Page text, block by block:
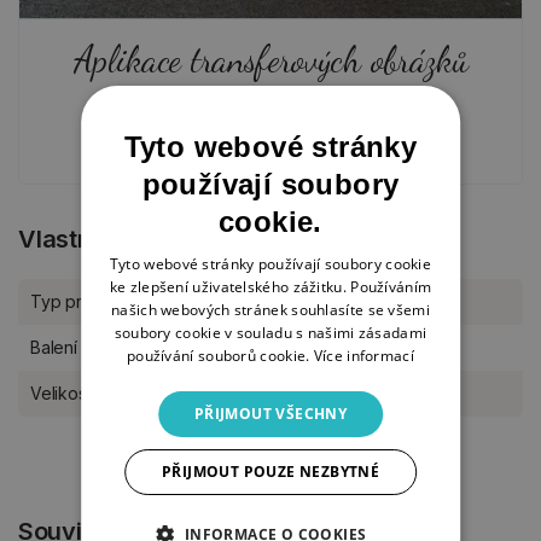
Aplikace transferových obrázků
Vlastnosti produktu
Typ produktu Speciality
Balení kus
Velikost archu 25 x 35 cm
Související produkty
Tyto webové stránky
používají soubory
cookie.
Tyto webové stránky používají soubory cookie
ke zlepšení uživatelského zážitku. Používáním
našich webových stránek souhlasíte se všemi
soubory cookie v souladu s našimi zásadami
používání souborů cookie. Více informací
PŘIJMOUT VŠECHNY
PŘIJMOUT POUZE NEZBYTNÉ
INFORMACE O COOKIES